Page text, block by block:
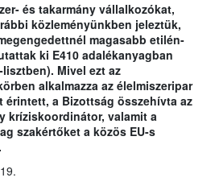
és takarmány vállalkozókat,
közleményünkben jeleztük,
magasabb etilén-
ki E410 adalékanyagban
Mivel ezt az
alkalmazza az élelmiszeripar
érintett, a Bizottság összehívta az
kríziskoordinátor, valamit a
szakértőket a közös EU-s